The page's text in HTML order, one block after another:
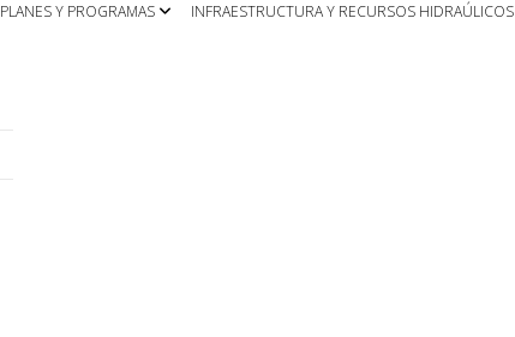
PLANES Y PROGRAMAS INFRAESTRUCTURA Y RECURSOS HIDRAÚLICOS